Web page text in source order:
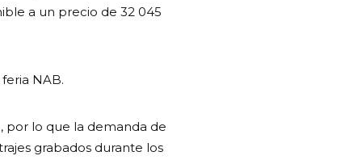
a un precio de 32 045
NAB.
por lo que la demanda de
grabados durante los